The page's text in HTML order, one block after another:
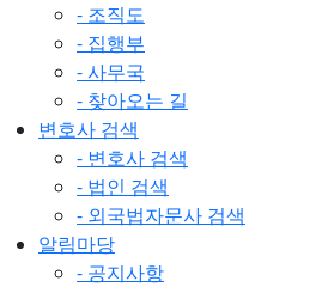
- 조직도
- 집행부
- 사무국
- 찾아오는 길
변호사 검색
- 변호사 검색
- 법인 검색
- 외국법자문사 검색
알림마당
- 공지사항